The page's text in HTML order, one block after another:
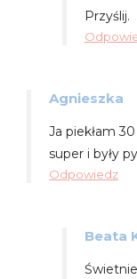
Przyślij.
Agnieszka
Ja piekłam
super i były
Odpowiedz
Beata